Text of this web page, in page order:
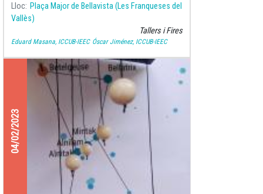
Lloc Plaça Major de Bellavista (Les Franqueses del
Vallès)
Tallers i Fires
Eduard Masana, ICCUB-IEEC Óscar Jiménez, ICCUB-IEEC
04/02/2023